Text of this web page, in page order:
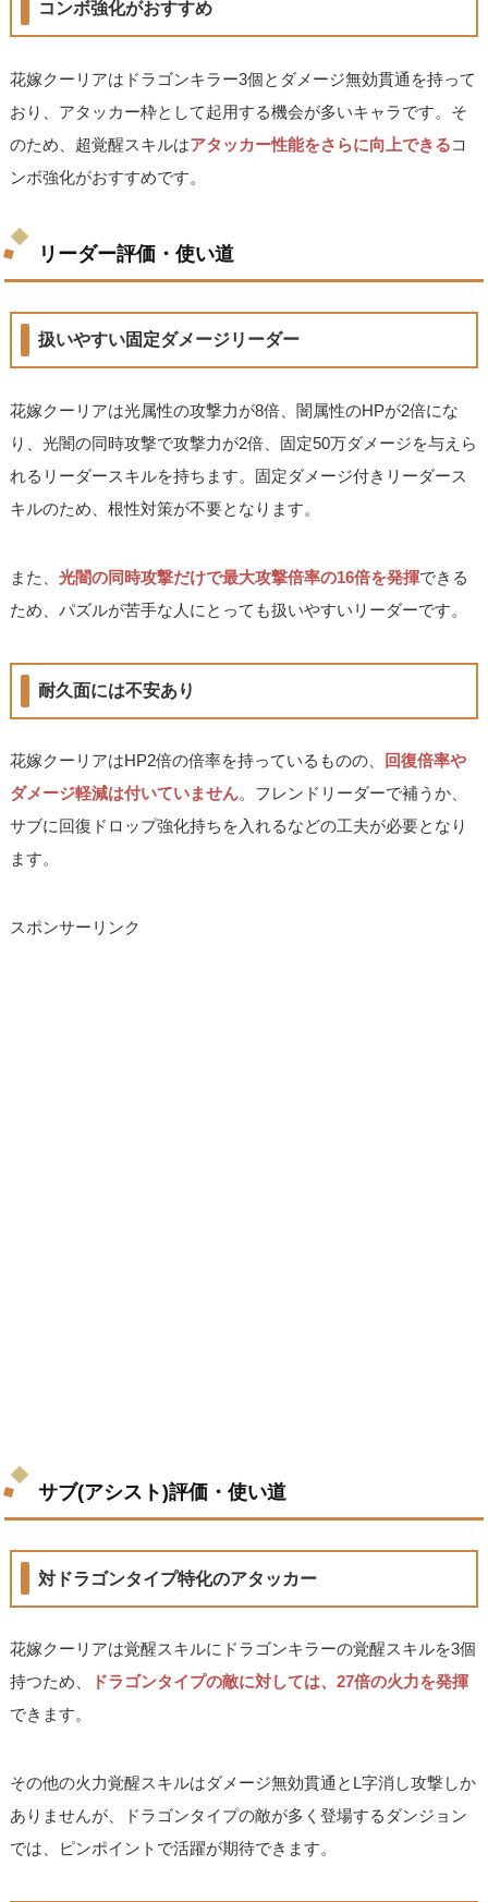
コンボ強化がおすすめ
花嫁クーリアはドラゴンキラー3個とダメージ無効貫通を持って
おり、アタッカー枠として起用する機会が多いキャラです。そ
のため、超覚醒スキルはアタッカー性能をさらに向上できるコ
ンボ強化がおすすめです。
リーダー評価・使い道
扱いやすい固定ダメージリーダー
花嫁クーリアは光属性の攻撃力が8倍、闇属性のHPが2倍にな
り、光闇の同時攻撃で攻撃力が2倍、固定50万ダメージを与えら
れるリーダースキルを持ちます。固定ダメージ付きリーダース
キルのため、根性対策が不要となります。
また、光闇の同時攻撃だけで最大攻撃倍率の16倍を発揮できる
ため、パズルが苦手な人にとっても扱いやすいリーダーです。
耐久面には不安あり
花嫁クーリアはHP2倍の倍率を持っているものの、
回復倍率や
ダメージ軽減は付いていません。フレンドリーダーで補うか、
サブに回復ドロップ強化持ちを入れるなどの工夫が必要となり
ます。
スポンサーリンク
サブ(アシスト)評価・使い道
対ドラゴンタイプ特化のアタッカー
花嫁クーリアは覚醒スキルにドラゴンキラーの覚醒スキルを3個
持つため、
ドラゴンタイプの敵に対しては、27倍の火力を発揮
できます。
その他の火力覚醒スキルはダメージ無効貫通とL字消し攻撃しか
ありませんが、ドラゴンタイプの敵が多く登場するダンジョン
では、ピンポイントで活躍が期待できます。